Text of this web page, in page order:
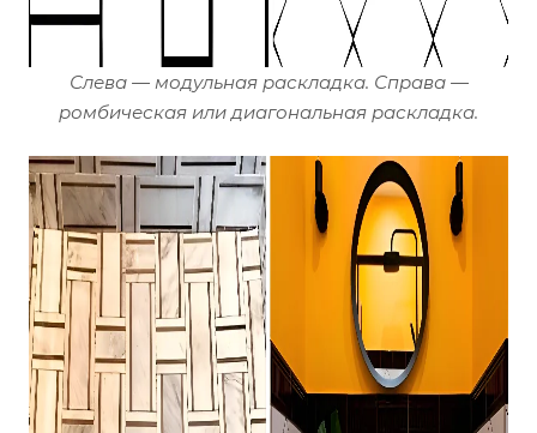
Слева — модульная раскладка. Справа —
ромбическая или диагональная раскладка.